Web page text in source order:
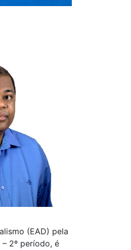
(EAD) pela
2º período, é